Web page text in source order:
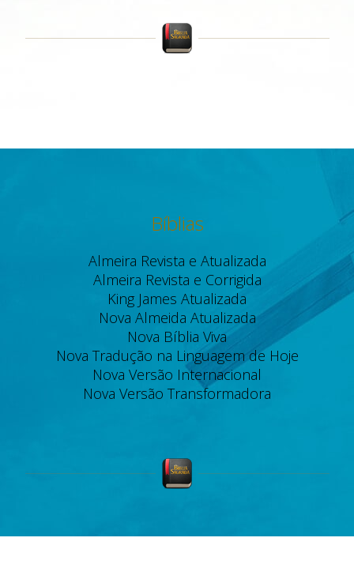
Bíblias
Almeira Revista e Atualizada
Almeira Revista e Corrigida
King James Atualizada
Nova Almeida Atualizada
Nova Bíblia Viva
Nova Tradução na Linguagem de Hoje
Nova Versão Internacional
Nova Versão Transformadora